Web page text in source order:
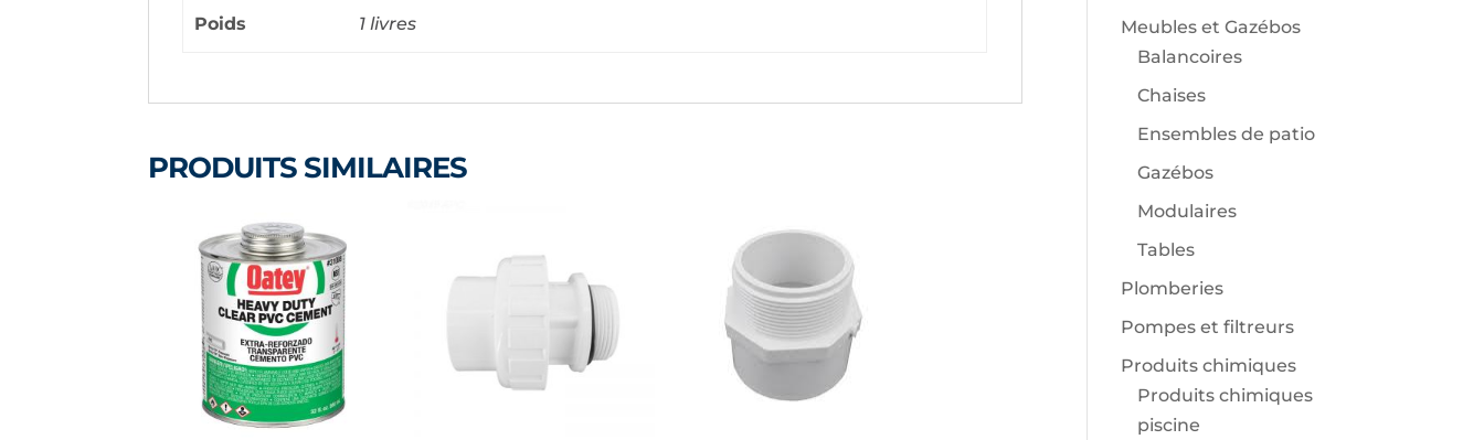
Poids 1 livres
PRODUITS SIMILAIRES
Meubles et Gazébos
Balancoires
Chaises
Ensembles de patio
Gazébos
Modulaires
Tables
Plomberies
Pompes et filtreurs
Produits chimiques
Produits chimiques
piscine